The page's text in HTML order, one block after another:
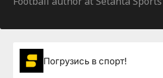
Погрузиcь в спорт!